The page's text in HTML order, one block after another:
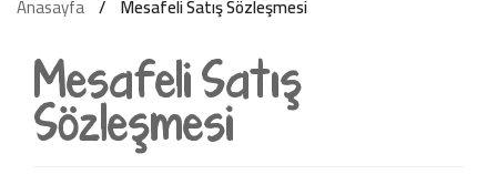
Anasayfa Mesafeli Satış Sözleşmesi
Mesafeli Satış
Sözleşmesi